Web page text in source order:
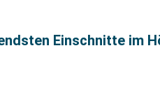
Einschnitte im